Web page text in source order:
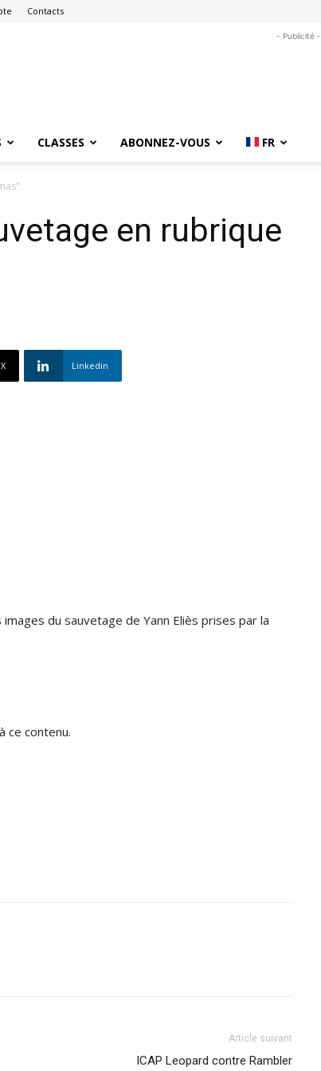
Contacts
- Publicité -
CLASSES ABONNEZ-VOUS FR
en rubrique
X Linkedin
du sauvetage de Yann Eliès prises par la
ce contenu.
Article suivant
ICAP Leopard contre Rambler